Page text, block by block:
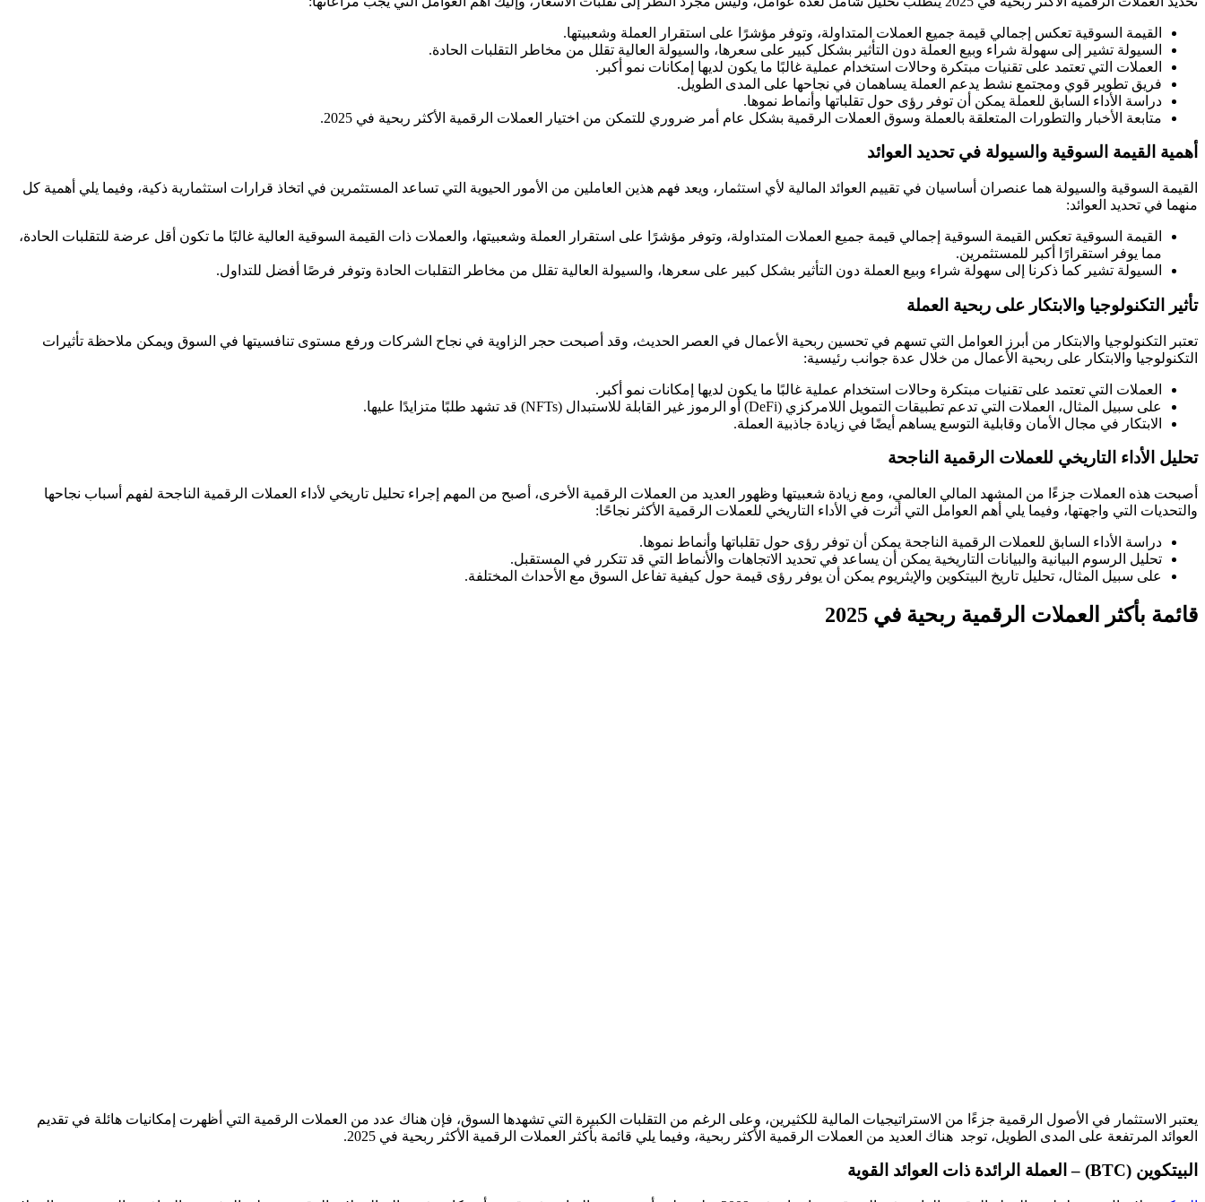
القيمة السوقية تعكس إجمالي قيمة جميع العملات المتداولة، وتوفر مؤشرًا على استقرار العملة وشعبيتها.
السيولة تشير إلى سهولة شراء وبيع العملة دون التأثير بشكل كبير على سعرها، والسيولة العالية تقلل من مخاطر التقلبات الحادة.
العملات التي تعتمد على تقنيات مبتكرة وحالات استخدام عملية غالبًا ما يكون لديها إمكانات نمو أكبر.
فريق تطوير قوي ومجتمع نشط يدعم العملة يساهمان في نجاحها على المدى الطويل.
دراسة الأداء السابق للعملة يمكن أن توفر رؤى حول تقلباتها وأنماط نموها.
متابعة الأخبار والتطورات المتعلقة بالعملة وسوق العملات الرقمية بشكل عام أمر ضروري للتمكن من اختيار العملات الرقمية الأكثر ربحية في 2025.
أهمية القيمة السوقية والسيولة في تحديد العوائد
القيمة السوقية والسيولة هما عنصران أساسيان في تقييم العوائد المالية لأي استثمار، ويعد فهم هذين العاملين من الأمور الحيوية التي تساعد المستثمرين في اتخاذ قرارات استثمارية ذكية، وفيما يلي أهمية كل
منهما في تحديد العوائد:
القيمة السوقية تعكس القيمة السوقية إجمالي قيمة جميع العملات المتداولة، وتوفر مؤشرًا على استقرار العملة وشعبيتها، والعملات ذات القيمة السوقية العالية غالبًا ما تكون أقل عرضة للتقلبات الحادة،
مما يوفر استقرارًا أكبر للمستثمرين.
السيولة تشير كما ذكرنا إلى سهولة شراء وبيع العملة دون التأثير بشكل كبير على سعرها، والسيولة العالية تقلل من مخاطر التقلبات الحادة وتوفر فرصًا أفضل للتداول.
تأثير التكنولوجيا والابتكار على ربحية العملة
تعتبر التكنولوجيا والابتكار من أبرز العوامل التي تسهم في تحسين ربحية الأعمال في العصر الحديث، وقد أصبحت حجر الزاوية في نجاح الشركات ورفع مستوى تنافسيتها في السوق ويمكن ملاحظة تأثيرات
التكنولوجيا والابتكار على ربحية الأعمال من خلال عدة جوانب رئيسية:
العملات التي تعتمد على تقنيات مبتكرة وحالات استخدام عملية غالبًا ما يكون لديها إمكانات نمو أكبر.
على سبيل المثال، العملات التي تدعم تطبيقات التمويل اللامركزي (DeFi) أو الرموز غير القابلة للاستبدال (NFTs) قد تشهد طلبًا متزايدًا عليها.
الابتكار في مجال الأمان وقابلية التوسع يساهم أيضًا في زيادة جاذبية العملة.
تحليل الأداء التاريخي للعملات الرقمية الناجحة
أصبحت هذه العملات جزءًا من المشهد المالي العالمي، ومع زيادة شعبيتها وظهور العديد من العملات الرقمية الأخرى، أصبح من المهم إجراء تحليل تاريخي لأداء العملات الرقمية الناجحة لفهم أسباب نجاحها
والتحديات التي واجهتها، وفيما يلي أهم العوامل التي أثرت في الأداء التاريخي للعملات الرقمية الأكثر نجاحًا:
دراسة الأداء السابق للعملات الرقمية الناجحة يمكن أن توفر رؤى حول تقلباتها وأنماط نموها.
تحليل الرسوم البيانية والبيانات التاريخية يمكن أن يساعد في تحديد الاتجاهات والأنماط التي قد تتكرر في المستقبل.
على سبيل المثال، تحليل تاريخ البيتكوين والإيثريوم يمكن أن يوفر رؤى قيمة حول كيفية تفاعل السوق مع الأحداث المختلفة.
قائمة بأكثر العملات الرقمية ربحية في 2025
يعتبر الاستثمار في الأصول الرقمية جزءًا من الاستراتيجيات المالية للكثيرين، وعلى الرغم من التقلبات الكبيرة التي تشهدها السوق، فإن هناك عدد من العملات الرقمية التي أظهرت إمكانيات هائلة في تقديم
العوائد المرتفعة على المدى الطويل، توجد هناك العديد من العملات الرقمية الأكثر ربحية، وفيما يلي قائمة بأكثر العملات الرقمية الأكثر ربحية في 2025.
البيتكوين (BTC) – العملة الرائدة ذات العوائد القوية